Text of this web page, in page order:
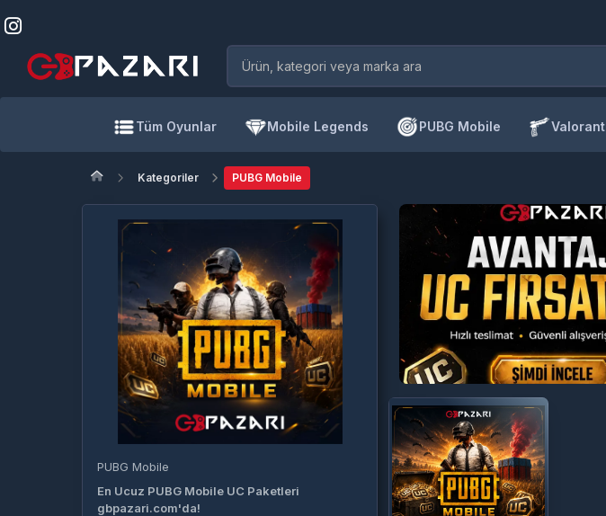
Tüm Oyunlar Mobile Legends PUBG Mobile Valorant
Kategoriler PUBG Mobile
PUBG Mobile
En Ucuz PUBG Mobile UC Paketleri
gbpazari.com'da!